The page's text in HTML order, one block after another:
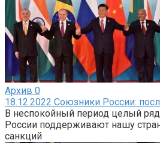
Архив 0
18.12.2022 Союзники России:
В неспокойный период целый
России поддерживают нашу
санкций